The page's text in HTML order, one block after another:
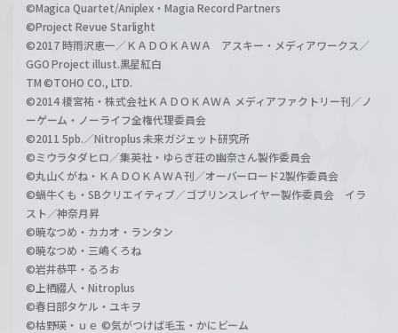
©Magica Quartet/Aniplex・Magia Record Partners
©Project Revue Starlight
©2017 時雨沢恵一／ＫＡＤＯＫＡＷＡ アスキー・メディアワークス／
GGO Project illust.黒星紅白
TM ©TOHO CO., LTD.
©2014 榎宮祐・株式会社ＫＡＤＯＫＡＷＡ メディアファクトリー刊／ノ
ーゲーム・ノーライフ全権代理委員会
©2011 5pb.／Nitroplus 未来ガジェット研究所
©ミウラタダヒロ／集英社・ゆらぎ荘の幽奈さん製作委員会
©丸山くがね・ＫＡＤＯＫＡＷＡ刊／オーバーロード2製作委員会
©蝸牛くも・SBクリエイティブ／ゴブリンスレイヤー製作委員会 イラ
スト／神奈月昇
©暁なつめ・カカオ・ランタン
©暁なつめ・三嶋くろね
©岩井恭平・るろお
©上栖綴人・Nitroplus
©春日部タケル・ユキヲ
©枯野瑛・ｕｅ ©気がつけば毛玉・かにビーム